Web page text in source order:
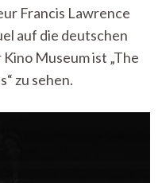
Francis Lawrence
auf die deutschen
Museum ist „The
zu sehen.